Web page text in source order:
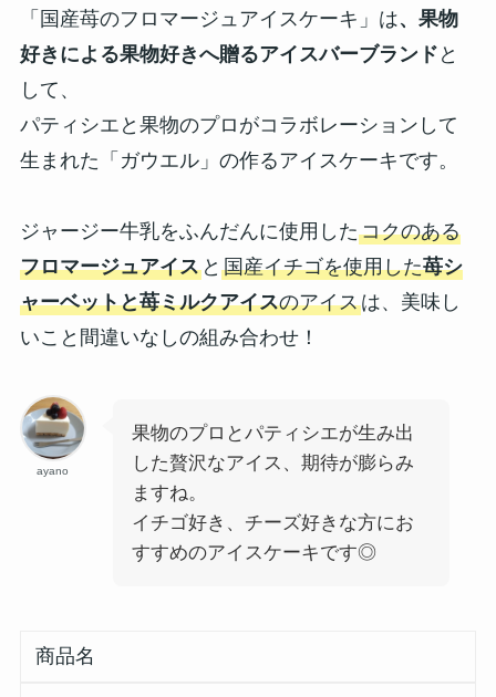
「国産苺のフロマージュアイスケーキ」は、果物
好きによる果物好きへ贈るアイスバーブランド と
して、
パティシエと果物のプロがコラボレーションして
生まれた「ガウエル」の作るアイスケーキです。
ジャージー牛乳をふんだんに使用したコクのある
フロマージュアイスと 国産イチゴを使用した苺シ
ャーベットと苺ミルクアイスのアイスは、美味し
いこと間違いなしの組み合わせ！
ayano
果物のプロとパティシエが生み出
した贅沢なアイス、期待が膨らみ
ますね。
イチゴ好き、チーズ好きな方にお
すすめのアイスケーキです◎
商品名